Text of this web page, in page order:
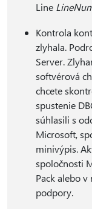
Line
Kontrola
zlyhala.
Server.
softvérová
chcete
spustenie
súhlasili s
Microsoft,
minivýpis.
spoločnosti
Pack alebo
podpory.